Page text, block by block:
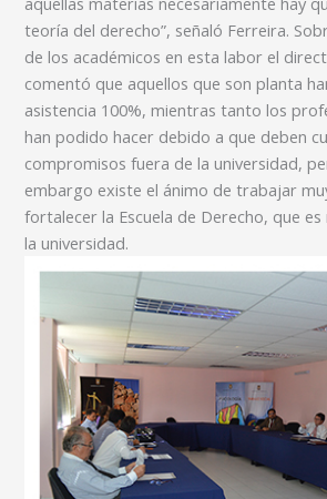
teoría del derecho”, señaló Ferreira.
de los académicos en esta labor el
comentó que aquellos que son planta
asistencia 100%, mientras tanto los
han podido hacer debido a que deben
compromisos fuera de la universidad,
embargo existe el ánimo de trabajar
fortalecer la Escuela de Derecho, que
la universidad.